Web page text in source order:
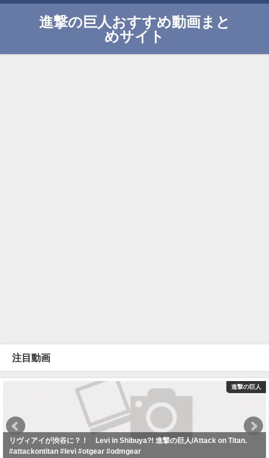
進撃の巨人おすすめ動画まと
めサイト
注目動画
進撃の巨人
リヴィアイが渋谷に？！ Levi in Shibuya?! 進撃の巨人/Attack on Titan.
#attackontitan #levi #otgear #odmgear